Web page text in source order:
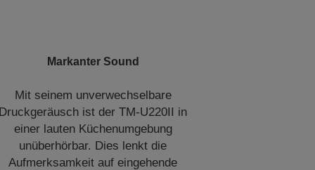
Markanter Sound
Mit seinem unverwechselbare
ist der TM-U220II in
einer lauten Küchenumgebung
unüberhörbar. Dies lenkt die
Aufmerksamkeit auf eingehende